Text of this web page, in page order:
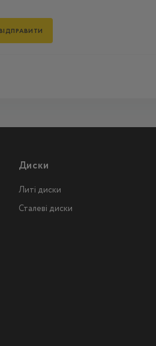
Диски
Литі диски
Сталеві диски